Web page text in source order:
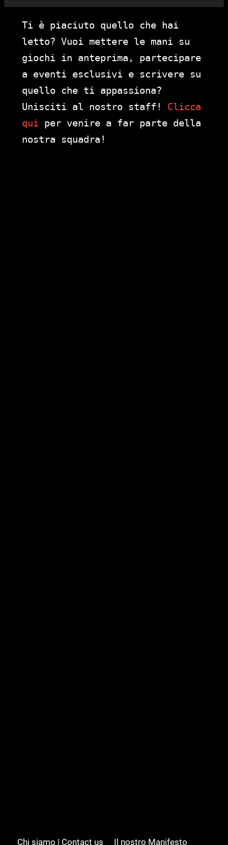
Ti è piaciuto quello che hai
letto? Vuoi mettere le mani su
giochi in anteprima, partecipare
a eventi esclusivi e scrivere su
quello che ti appassiona?
Unisciti al nostro staff! Clicca
qui per venire a far parte della
nostra squadra!
Chi siamo | Contact us Il nostro Manifesto